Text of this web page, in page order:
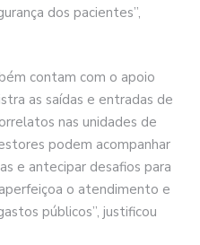
dos pacientes”,
contam com o apoio
as saídas e entradas de
nas unidades de
podem acompanhar
e antecipar desafios para
o atendimento e
públicos”, justificou